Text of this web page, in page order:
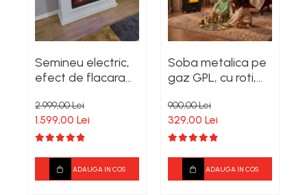
Semineu electric,
efect de flacara
incalzire,
termostat
electronic, 7 culori,
2.999,00 Lei
1.599,00 Lei
ADAUGA IN COS
Soba metalica pe
gaz GPL, cu roti,
trepte de putere,
negru
900,00 Lei
329,00 Lei
ADAUGA IN COS